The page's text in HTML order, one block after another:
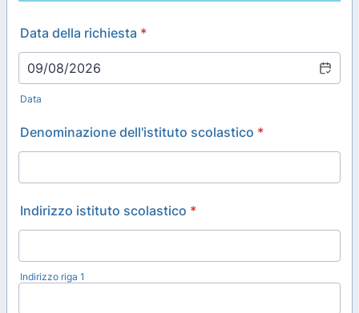
Data della richiesta *
Data
Denominazione dell'istituto scolastico *
Indirizzo istituto scolastico *
Indirizzo riga 1